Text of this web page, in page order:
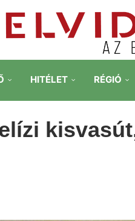
HITÉLET RÉGIÓ